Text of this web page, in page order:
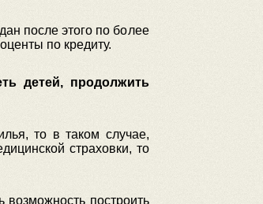
после этого по более
по кредиту.
детей, продолжить
то в таком случае,
страховки, то
построить